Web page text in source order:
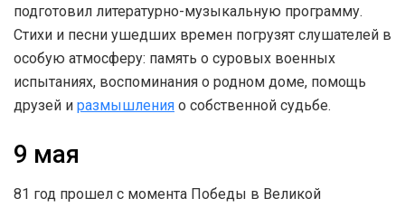
подготовил литературно-музыкальную программу.
Стихи и песни ушедших времен погрузят слушателей в
особую атмосферу: память о суровых военных
испытаниях, воспоминания о родном доме, помощь
друзей и размышления о собственной судьбе.
9 мая
81 год прошел с момента Победы в Великой